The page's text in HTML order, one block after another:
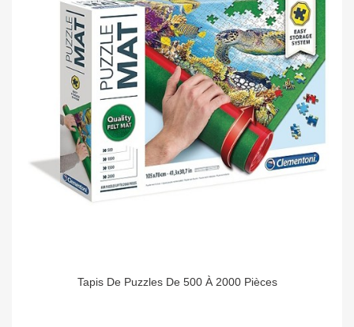
Tapis De Puzzles De 500 À 2000 Pièces